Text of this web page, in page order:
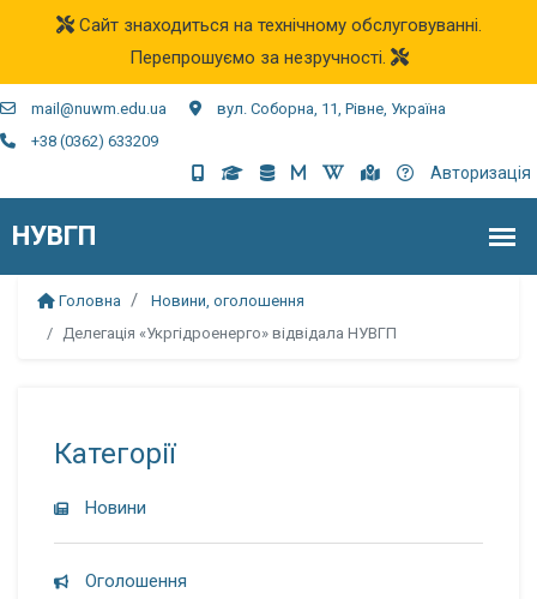
Сайт знаходиться на технічному обслуговуванні.
Перепрошуємо за незручності.
mail@nuwm.edu.ua
вул. Соборна, 11, Рівне, Україна
+38 (0362) 633209
Авторизація
Головна
Новини, оголошення
Делегація «Укргідроенерго» відвідала НУВГП
Категорії
Новини
Оголошення